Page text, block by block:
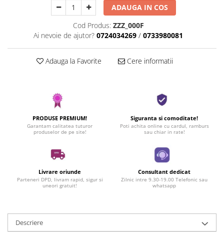
ADAUGA IN COS
Cod Produs: ZZZ_000F
Ai nevoie de ajutor? 0724034269 / 0733980081
Adauga la Favorite Cere informatii
PRODUSE PREMIUM!
Garantam calitatea tuturor
produselor de pe site!
Siguranta si comoditate!
Poti achita online cu cardul, ramburs
sau chiar in rate!
Livrare oriunde
Parteneri DPD, livram rapid, sigur si
uneori gratuit!
Consultant dedicat
Zilnic intre 9.30-19.00 Telefonic sau
whatsapp
Descriere